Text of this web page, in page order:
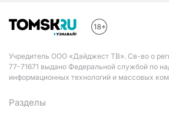
Учредитель ООО «Дайджест ТВ». Св-во о
77-71671 выдано Федеральной службой по
информационных технологий и массовых
Разделы